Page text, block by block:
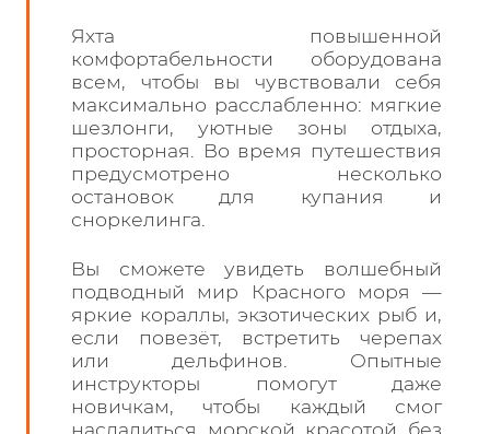
Яхта повышенной
комфортабельности оборудована
всем, чтобы вы чувствовали себя
максимально расслабленно: мягкие
шезлонги, уютные зоны отдыха,
просторная. Во время путешествия
предусмотрено несколько
остановок для купания и
сноркелинга.
Вы сможете увидеть волшебный
подводный мир Красного моря —
яркие кораллы, экзотических рыб и,
если повезёт, встретить черепах
или дельфинов. Опытные
инструкторы помогут даже
новичкам, чтобы каждый смог
насладиться морской красотой без